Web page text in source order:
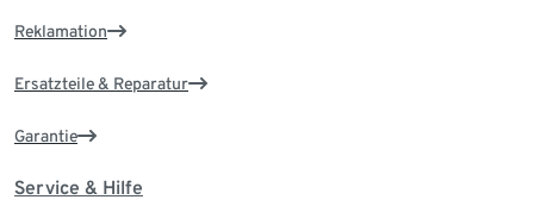
Reklamation
Ersatzteile & Reparatur
Garantie
Service & Hilfe